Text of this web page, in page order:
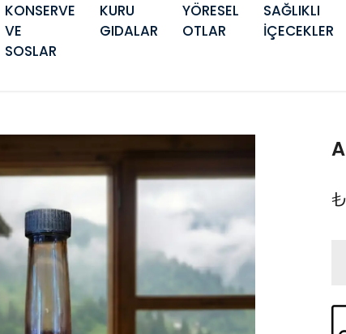
KONSERVE
VE
SOSLAR
KURU
GIDALAR
YÖRESEL
OTLAR
SAĞLIKLI
İÇECEKLER